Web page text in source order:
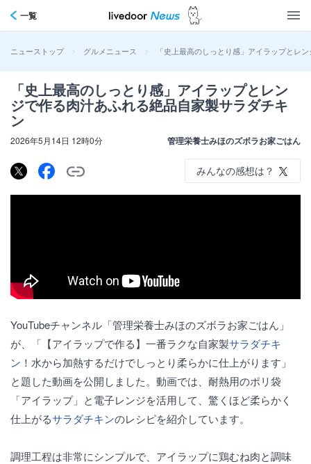
一覧
ニューストップ > グルメニュース > 「史上最高のしっとり感」アイラップとレ
「史上最高のしっとり感」アイラップとレン
ジで作る肉汁あふれる絶品自家製サラダチキ
ン
2026年5月14日 12時0分 管理栄養士みほのズボラお家ごはん
みんなの感想は？
YouTubeチャンネル「管理栄養士みほのズボラお家ごはん」
が、「【アイラップで作る】一番ラクな自家製サラダチキ
ン ！水から加熱するだけでしっとり柔らかに仕上がります」
と題した動画を公開しました。動画では、耐熱用のポリ袋
「アイラップ」と電子レンジを活用して、驚くほど柔らかく
仕上がるサラダチキンのレシピを紹介しています。
調理工程は非常にシンプルで、アイラップに鶏むね肉と調味